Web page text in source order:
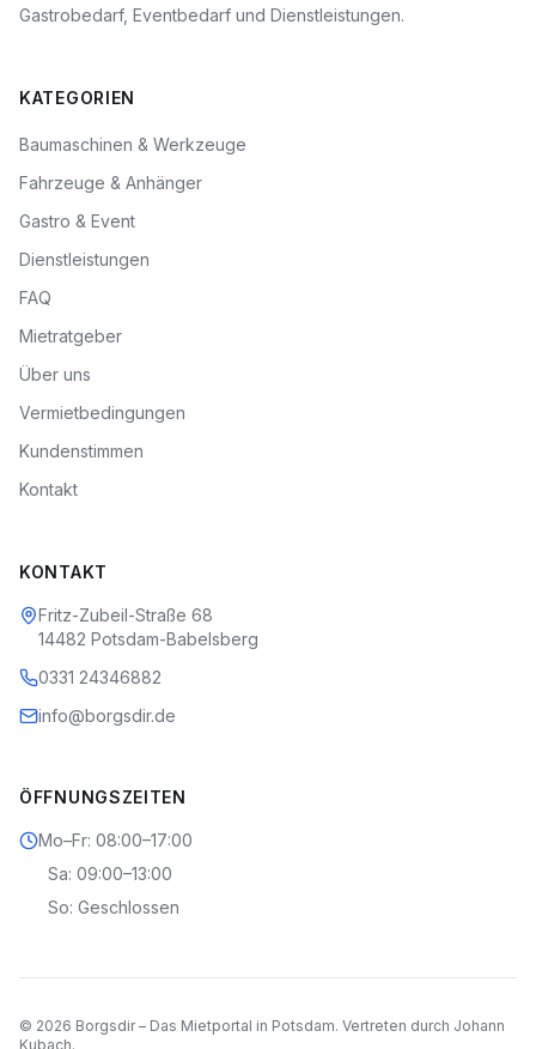
Gastrobedarf, Eventbedarf und Dienstleistungen.
KATEGORIEN
Baumaschinen & Werkzeuge
Fahrzeuge & Anhänger
Gastro & Event
Dienstleistungen
FAQ
Mietratgeber
Über uns
Vermietbedingungen
Kundenstimmen
Kontakt
KONTAKT
Fritz-Zubeil-Straße 68
14482 Potsdam-Babelsberg
0331 24346882
info@borgsdir.de
ÖFFNUNGSZEITEN
Mo–Fr: 08:00–17:00
Sa: 09:00–13:00
So: Geschlossen
© 2026 Borgsdir – Das Mietportal in Potsdam. Vertreten durch Johann
Kubach.